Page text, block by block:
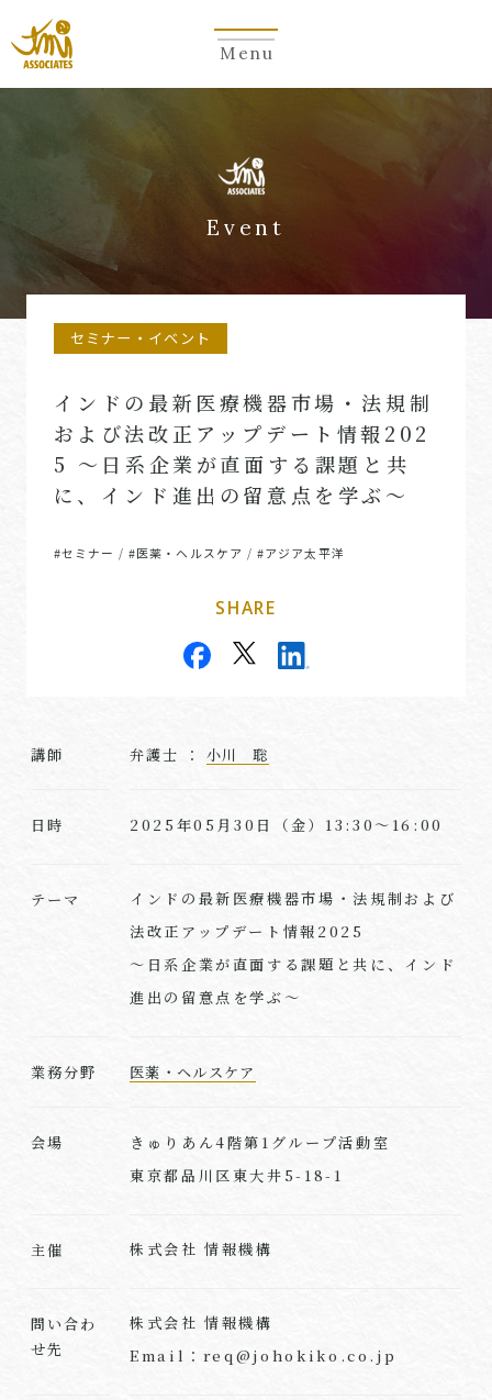
Menu
Event
セミナー・イベント
インドの最新医療機器市場・法規制
および法改正アップデート情報202
5 ～日系企業が直面する課題と共
に、インド進出の留意点を学ぶ～
#セミナー /#医薬・ヘルスケア /#アジア太平洋
SHARE
講師 弁護士 ： 小川 聡
日時 2025年05月30日（金）13:30～16:00
テーマ
インドの最新医療機器市場・法規制および
法改正アップデート情報2025
～日系企業が直面する課題と共に、インド
進出の留意点を学ぶ～
業務分野 医薬・ヘルスケア
会場
きゅりあん4階第1グループ活動室
東京都品川区東大井5-18-1
主催 株式会社 情報機構
問い合わ
せ先
株式会社 情報機構
Email：req@johokiko.co.jp